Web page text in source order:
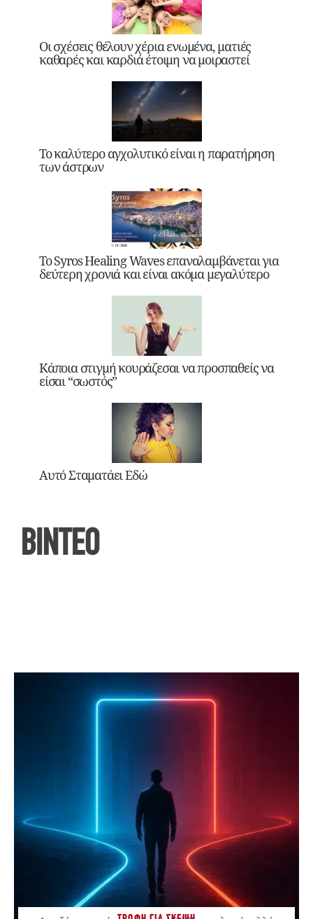
Οι σχέσεις θέλουν χέρια ενωμένα, ματιές
καθαρές και καρδιά έτοιμη να μοιραστεί
Το καλύτερο αγχολυτικό είναι η παρατήρηση
των άστρων
Το Syros Healing Waves επαναλαμβάνεται για
δεύτερη χρονιά και είναι ακόμα μεγαλύτερο
Κάποια στιγμή κουράζεσαι να προσπαθείς να
είσαι “σωστός”
Αυτό Σταματάει Εδώ
ΒΙΝΤΕΟ